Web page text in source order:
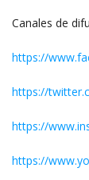
Canales de
https://
https://
https://
https://